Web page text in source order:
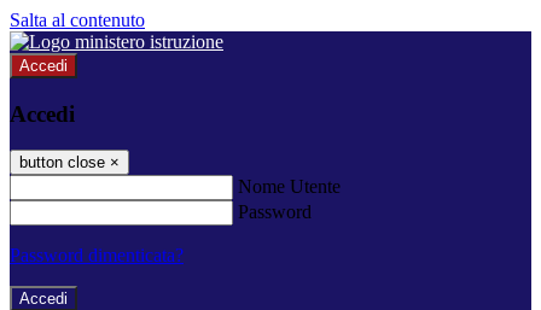
Salta al contenuto
Accedi
Accedi
button close ×
Nome Utente
Password
Password dimenticata?